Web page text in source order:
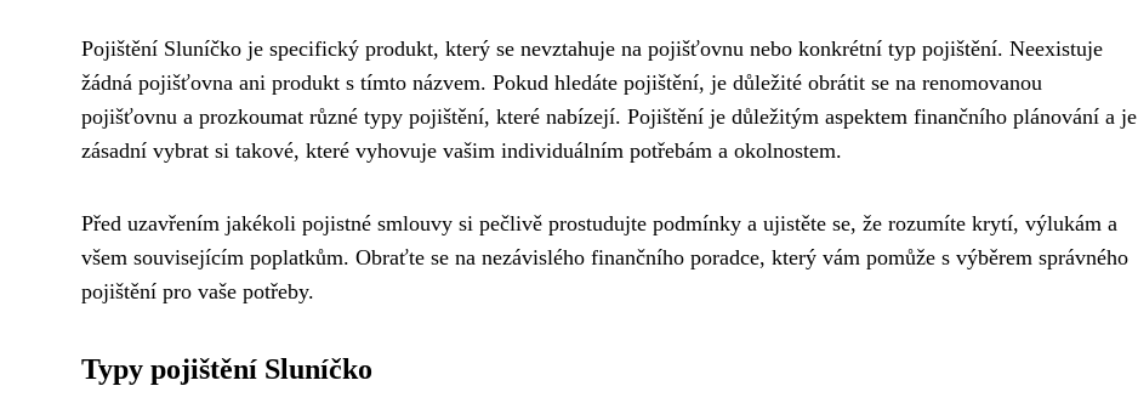
Pojištění Sluníčko je specifický produkt, který se nevztahuje na pojišťovnu nebo konkrétní typ pojištění. Neexistuje
žádná pojišťovna ani produkt s tímto názvem. Pokud hledáte pojištění, je důležité obrátit se na renomovanou
pojišťovnu a prozkoumat různé typy pojištění, které nabízejí. Pojištění je důležitým aspektem finančního plánování a je
zásadní vybrat si takové, které vyhovuje vašim individuálním potřebám a okolnostem.
Před uzavřením jakékoli pojistné smlouvy si pečlivě prostudujte podmínky a ujistěte se, že rozumíte krytí, výlukám a
všem souvisejícím poplatkům. Obraťte se na nezávislého finančního poradce, který vám pomůže s výběrem správného
pojištění pro vaše potřeby.
Typy pojištění Sluníčko